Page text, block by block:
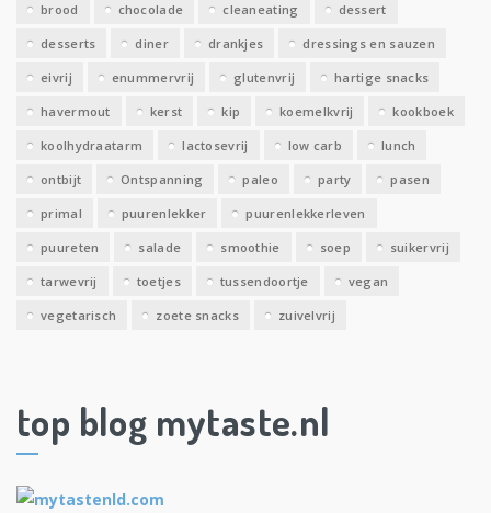
brood chocolade cleaneating dessert
desserts diner drankjes dressings en sauzen
eivrij enummervrij glutenvrij hartige snacks
havermout kerst kip koemelkvrij kookboek
koolhydraatarm lactosevrij low carb lunch
ontbijt Ontspanning paleo party pasen
primal puurenlekker puurenlekkerleven
puureten salade smoothie soep suikervrij
tarwevrij toetjes tussendoortje vegan
vegetarisch zoete snacks zuivelvrij
top blog mytaste.nl